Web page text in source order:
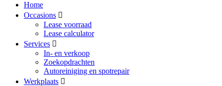
Home
Occasions
Lease voorraad
Lease calculator
Services
In- en verkoop
Zoekopdrachten
Autoreiniging en spotrepair
Werkplaats